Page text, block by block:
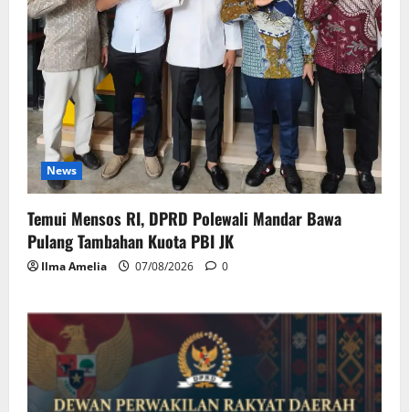
News
Temui Mensos RI, DPRD Polewali Mandar Bawa
Pulang Tambahan Kuota PBI JK
Ilma Amelia 07/08/2026 0